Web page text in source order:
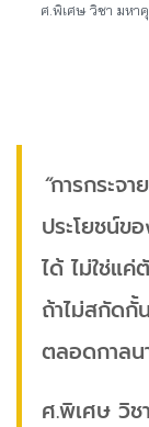
ศ.พิเศษ วิชา มหา
“การกระจ
ประโยชน์ข
ได้ ไม่ใช่แ
ถ้าไม่สกัดกั้
ตลอดกาลน
ศ.พิเศษ วิ